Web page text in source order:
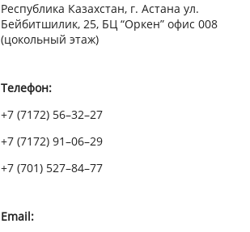
Республика Казахстан, г. Астана ул.
Бейбитшилик, 25, БЦ “Оркен” офис 008
(цокольный этаж)
Телефон:
+7 (7172) 56–32–27
+7 (7172) 91–06–29
+7 (701) 527–84–77
Email: